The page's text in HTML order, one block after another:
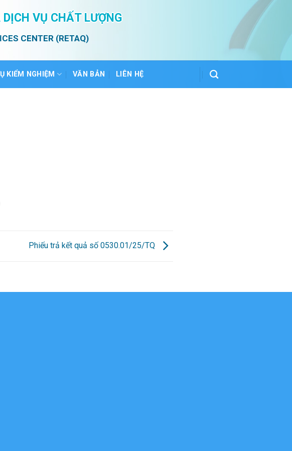
VỤ CHẤT LƯỢNG
CENTER (RETAQ)
KIỂM NGHIỆM VĂN BẢN LIÊN HỆ
Phiếu trả kết quả số 0530.01/25/TQ